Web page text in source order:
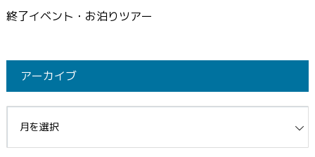
終了イベント・お泊りツアー
アーカイブ